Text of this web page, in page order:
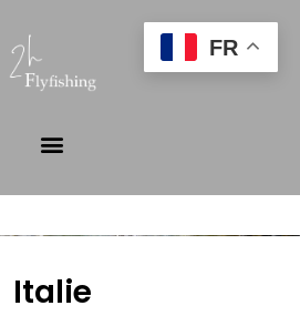
Italie
FR